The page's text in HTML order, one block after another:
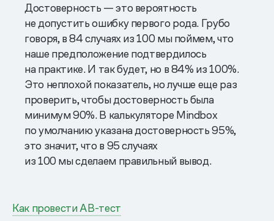
Достоверность — это вероятность
не допустить ошибку первого рода. Грубо
говоря, в 84 случаях из 100 мы поймем, что
наше предположение подтвердилось
на практике. И так будет, но в 84% из 100%.
Это неплохой показатель, но лучше еще раз
проверить, чтобы достоверность была
минимум 90%. В калькуляторе Mindbox
по умолчанию указана достоверность 95%,
это значит, что в 95 случаях
из 100 мы сделаем правильный вывод.
Как провести AB-тест